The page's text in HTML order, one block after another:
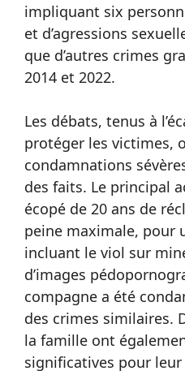
impliquant six
et d’agressions
que d’autres crimes
2014 et 2022.
Les débats, tenus à
protéger les victimes,
condamnations
des faits. Le principal
écopé de 20 ans de
peine maximale, pour
incluant le viol sur
d’images
compagne a été
des crimes similaires.
la famille ont
significatives pour